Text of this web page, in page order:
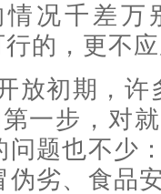
况千差万
的，更不
放初期，许
一步，对
问题也不少
劣、食品